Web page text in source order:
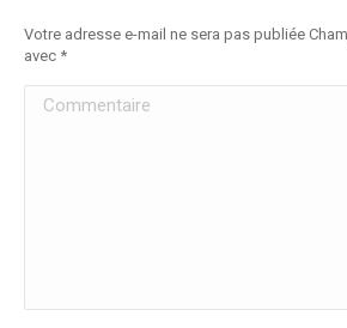
Votre adresse e-mail ne sera pas publiée
avec *
Commentaire